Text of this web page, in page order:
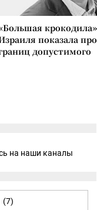
показала
допустимого
на наши каналы
(7)